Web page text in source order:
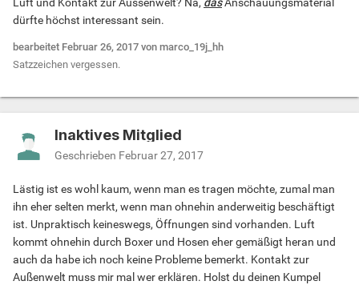
"dichtgehalten"
Freue mich über Vorschläge und vielleicht auch
Luft und Kontakt zur Aussenwelt? Na, dasAnschauungsmaterial
dürfte höchst interessant sein.
bearbeitet Februar 26, 2017 von marco_19j_hh
Satzzeichen vergessen.
Inaktives Mitglied
Geschrieben Februar 27, 2017
Lästig ist es wohl kaum, wenn man es tragen möchte, zumal man
ihn eher selten merkt, wenn man ohnehin anderweitig beschäftigt
ist. Unpraktisch keineswegs, Öffnungen sind vorhanden. Luft
kommt ohnehin durch Boxer und Hosen eher gemäßigt heran und
auch da habe ich noch keine Probleme bemerkt. Kontakt zur
Außenwelt muss mir mal wer erklären. Holst du deinen Kumpel